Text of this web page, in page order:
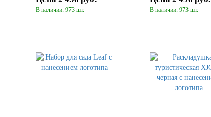
В наличии: 973 шт. В наличии: 973 шт.